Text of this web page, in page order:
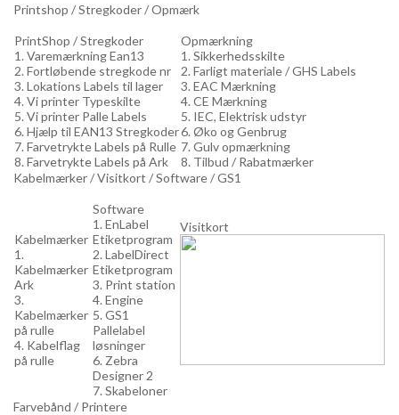
Printshop / Stregkoder / Opmærk
PrintShop / Stregkoder
1. Varemærkning Ean13
2. Fortløbende stregkode nr
3. Lokations Labels til lager
4. Vi printer Typeskilte
5. Vi printer Palle Labels
6. Hjælp til EAN13 Stregkoder
7. Farvetrykte Labels på Rulle
8. Farvetrykte Labels på Ark
Opmærkning
1. Sikkerhedsskilte
2. Farligt materiale / GHS Labels
3. EAC Mærkning
4. CE Mærkning
5. IEC, Elektrisk udstyr
6. Øko og Genbrug
7. Gulv opmærkning
8. Tilbud / Rabatmærker
Kabelmærker / Visitkort / Software / GS1
Kabelmærker
1.
Kabelmærker
Ark
3.
Kabelmærker
på rulle
4. Kabelflag
på rulle
Software
1. EnLabel
Etiketprogram
2. LabelDirect
Etiketprogram
3. Print station
4. Engine
5. GS1
Pallelabel
løsninger
6. Zebra
Designer 2
7. Skabeloner
Visitkort
Farvebånd / Printere